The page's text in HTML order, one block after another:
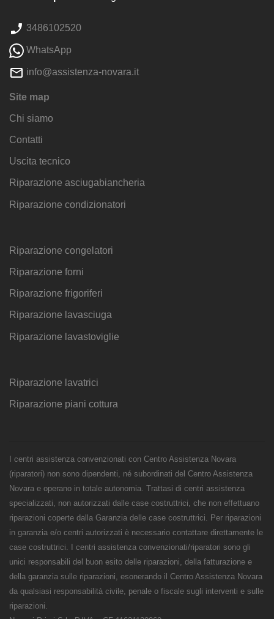
3486102520
WhatsApp
info@assistenza-novara.it
Site map
Chi siamo
Contatti
Uscita tecnico
Riparazione asciugabiancheria
Riparazione condizionatori
Riparazione congelatori
Riparazione forni
Riparazione frigoriferi
Riparazione lavasciuga
Riparazione lavastoviglie
Riparazione lavatrici
Riparazione piani cottura
I centri assistenza convenzionati con Centro Assistenza Novara
(riparatori) non sono dipendenti, né subordinati del Centro Assistenza
Novara e operano in totale autonomia. Trattasi di centri assistenza
specializzati, non autorizzati dalle case costruttrici, che non effettuano
riparazioni coperte dalla Garanzia delle case costruttrici. Per riparazioni
in garanzia e/o centri autorizzati è necessario contattare direttamente le
case costruttrici. I centri assistenza convenzionati/riparatori sono gli
unici responsabili del buon esito delle riparazioni, della fatturazione e
della garanzia sulle riparazioni, esonerando il Centro Assistenza Novara
da qualsiasi responsabilità civile, penale o fiscale sugli interventi e sulle
riparazioni.